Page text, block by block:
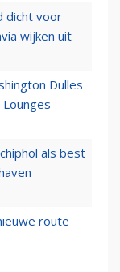
dicht voor
wijken uit
Dulles
als best
route